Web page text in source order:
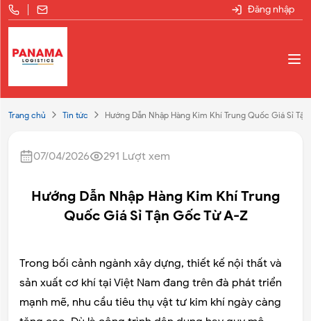
Đăng nhập
Trang chủ Tin tức Hướng Dẫn Nhập Hàng Kim Khí Trung Quốc Giá Sỉ
07/04/2026 291 Lượt xem
Hướng Dẫn Nhập Hàng Kim Khí Trung
Quốc Giá Sỉ Tận Gốc Từ A-Z
Trong bối cảnh ngành xây dựng, thiết kế nội thất và
sản xuất cơ khí tại Việt Nam đang trên đà phát triển
mạnh mẽ, nhu cầu tiêu thụ vật tư kim khí ngày càng